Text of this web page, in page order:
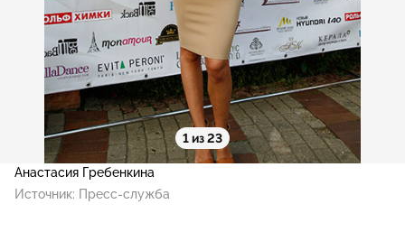
1 из 23
Анастасия Гребенкина
Источник: Пресс-служба